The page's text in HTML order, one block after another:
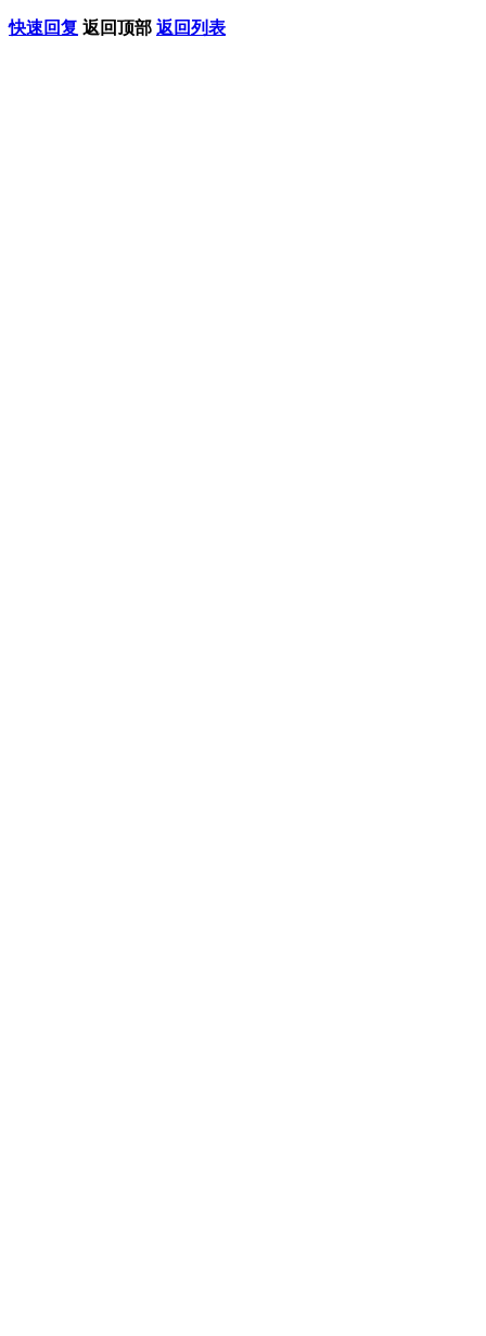
快速回复 返回顶部 返回列表